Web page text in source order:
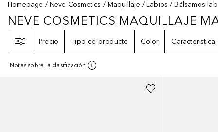
Homepage
Neve Cosmetics Maquillaje Labios Bálsamos
NEVE COSMETICS MAQUILLAJE
NEVE COSMETICS MAQUILLAJE
Precio
Tipo de producto Color Característica
Notas sobre la clasificación